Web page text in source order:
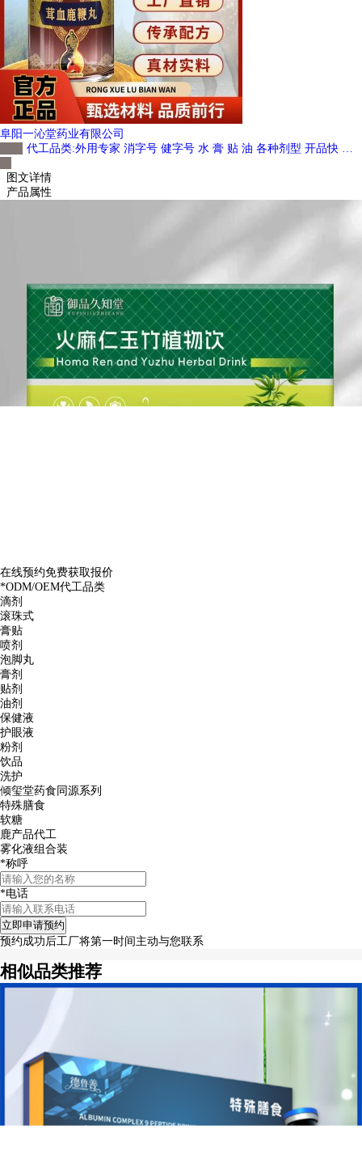
阜阳一沁堂药业有限公司
代工品类:外用专家 消字号 健字号 水 膏 贴 油 各种剂型 开品快 起订低 各种祖传配方
图文详情
产品属性
在线预约免费获取报价
*ODM/OEM代工品类
滴剂
滚珠式
膏贴
喷剂
泡脚丸
膏剂
贴剂
油剂
保健液
护眼液
粉剂
饮品
洗护
倾玺堂药食同源系列
特殊膳食
软糖
鹿产品代工
雾化液组合装
*称呼
*电话
预约成功后工厂将第一时间主动与您联系
相似品类推荐